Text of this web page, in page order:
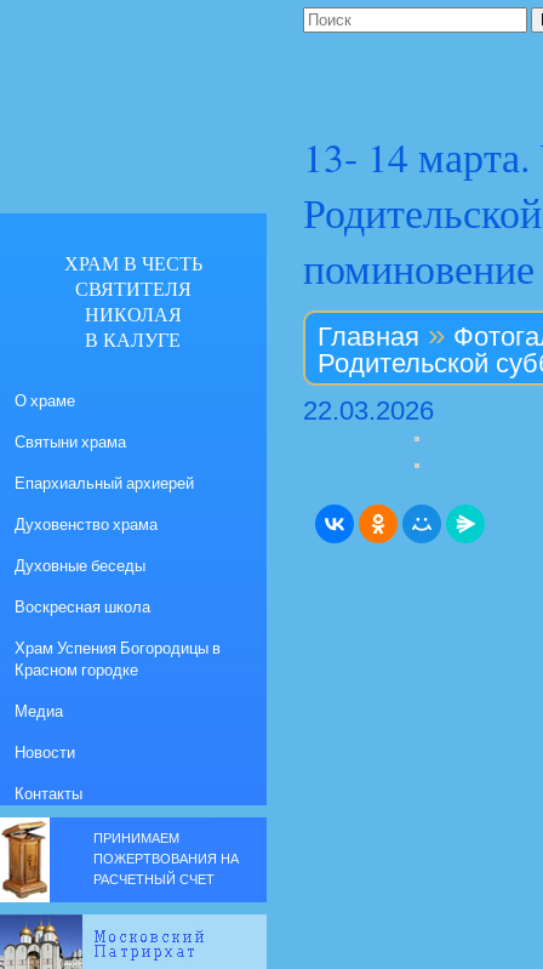
13- 14
Главная »
Родительской
22.03.2026
ХРАМ В ЧЕСТЬ
СВЯТИТЕЛЯ
НИКОЛАЯ
В КАЛУГЕ
О храме
Святыни храма
Епархиальный архиерей
Духовенство храма
Духовные беседы
Воскресная школа
Храм Успения Богородицы в
Красном городке
Медиа
Новости
Контакты
ПРИНИМАЕМ
ПОЖЕРТВОВАНИЯ НА
РАСЧЕТНЫЙ СЧЕТ